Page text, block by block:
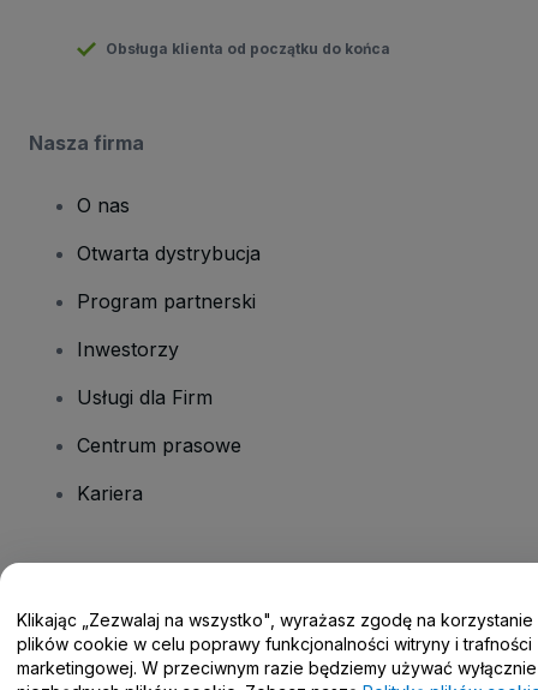
Obsługa klienta od początku do końca
Nasza firma
O nas
Otwarta dystrybucja
Program partnerski
Inwestorzy
Usługi dla Firm
Centrum prasowe
Kariera
Centrum pomocy / Skontaktuj się z nami
Klikając „Zezwalaj na wszystko", wyrażasz zgodę na korzystanie
plików cookie w celu poprawy funkcjonalności witryny i trafności
marketingowej. W przeciwnym razie będziemy używać wyłącznie